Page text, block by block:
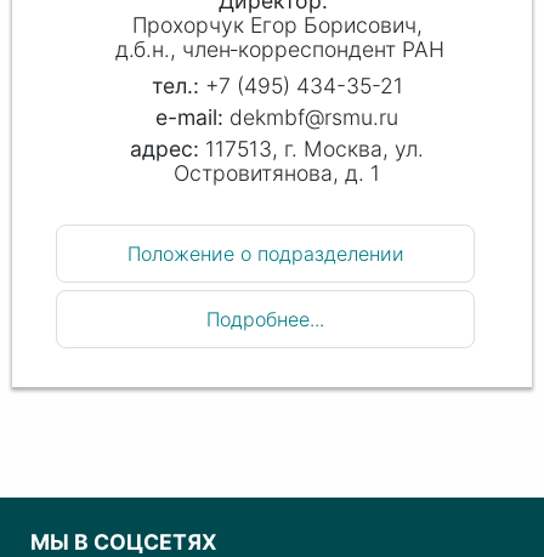
Прохорчук Егор Борисович
д.б.н., член‑корреспондент РАН
+7 (495) 434-35-21
dekmbf@rsmu.ru
117513, г. Москва, ул.
Островитянова, д. 1
Положение о подразделении
Подробнее...
МЫ В СОЦСЕТЯХ